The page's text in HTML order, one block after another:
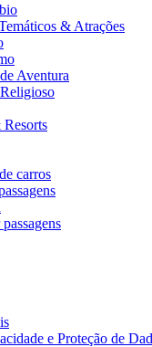
& Atrações
Aventura
carros
e Proteção de